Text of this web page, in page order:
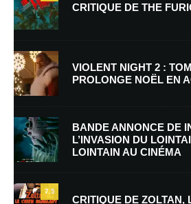
Nom*
E-mail* Site
CRITIQUE DE THE
VIOLENT NIGHT 2 :
PROLONGE NOËL EN
BANDE ANNONCE DE
L’INVASION DU
LOINTAIN AU CINÉMA
7.5
CRITIQUE DE ZOLTAN,